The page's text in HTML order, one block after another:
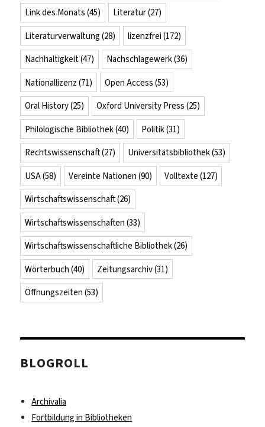
Link des Monats (45) Literatur(27)
Literaturverwaltung (28) lizenzfrei (172)
Nachhaltigkeit(47) Nachschlagewerk(36)
Nationallizenz (71) Open Access (53)
Oral History(25) Oxford University Press (25)
Philologische Bibliothek(40) Politik(31)
Rechtswissenschaft(27) Universitätsbibliothek(53)
USA(58) Vereinte Nationen (90) Volltexte (127)
Wirtschaftswissenschaft(26)
Wirtschaftswissenschaften (33)
Wirtschaftswissenschaftliche Bibliothek(26)
Wörterbuch (40) Zeitungsarchiv(31)
Öffnungszeiten (53)
BLOGROLL
Archivalia
Fortbildung in Bibliotheken